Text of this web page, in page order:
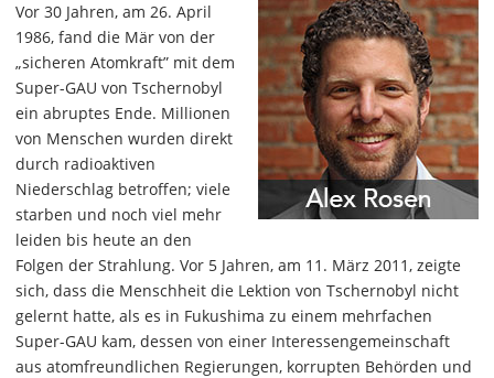
Vor 30 Jahren, am 26. April
1986, fand die Mär von der
„sicheren Atomkraft” mit dem
Super-GAU von Tschernobyl
ein abruptes Ende. Millionen
von Menschen wurden direkt
durch radioaktiven
Niederschlag betroffen; viele
starben und noch viel mehr
leiden bis heute an den
Folgen der Strahlung. Vor 5 Jahren, am 11. März 2011, zeigte
sich, dass die Menschheit die Lektion von Tschernobyl nicht
gelernt hatte, als es in Fukushima zu einem mehrfachen
Super-GAU kam, dessen von einer Interessengemeinschaft
aus atomfreundlichen Regierungen, korrupten Behörden und